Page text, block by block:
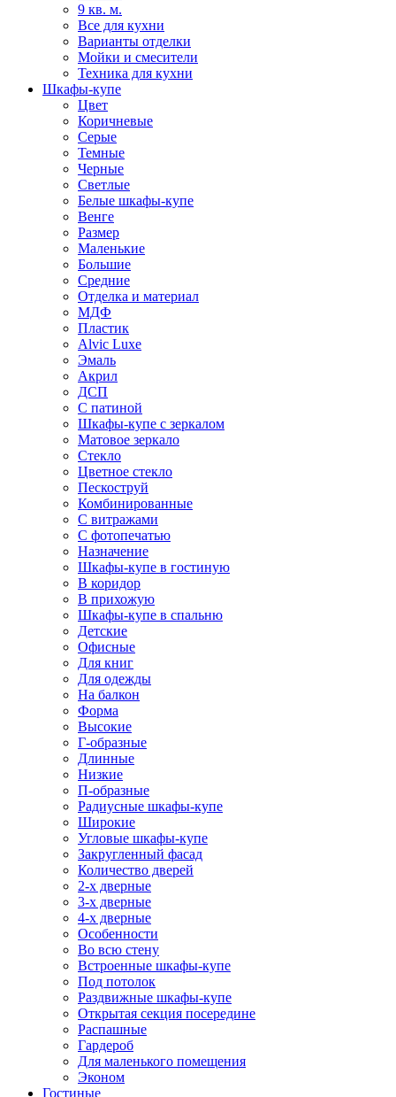
9 кв. м.
Все для кухни
Варианты отделки
Мойки и смесители
Техника для кухни
Шкафы-купе
Цвет
Коричневые
Серые
Темные
Черные
Светлые
Белые шкафы-купе
Венге
Размер
Маленькие
Большие
Средние
Отделка и материал
МДФ
Пластик
Alvic Luxe
Эмаль
Акрил
ДСП
С патиной
Шкафы-купе с зеркалом
Матовое зеркало
Стекло
Цветное стекло
Пескоструй
Комбинированные
С витражами
С фотопечатью
Назначение
Шкафы-купе в гостиную
В коридор
В прихожую
Шкафы-купе в спальню
Детские
Офисные
Для книг
Для одежды
На балкон
Форма
Высокие
Г-образные
Длинные
Низкие
П-образные
Радиусные шкафы-купе
Широкие
Угловые шкафы-купе
Закругленный фасад
Количество дверей
2-х дверные
3-х дверные
4-х дверные
Особенности
Во всю стену
Встроенные шкафы-купе
Под потолок
Раздвижные шкафы-купе
Открытая секция посередине
Распашные
Гардероб
Для маленького помещения
Эконом
Гостиные